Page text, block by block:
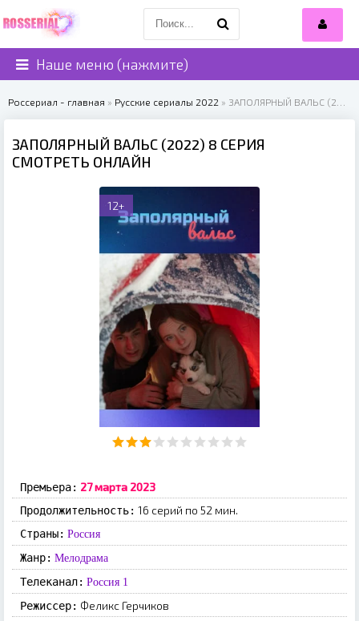
Наше меню (нажмите)
Россериал - главная » Русские сериалы 2022 » ЗАПОЛЯРНЫЙ ВАЛЬС (2022)
ЗАПОЛЯРНЫЙ ВАЛЬС (2022) 8 СЕРИЯ
СМОТРЕТЬ ОНЛАЙН
12+
Премьера: 27 марта 2023
Продолжительность: 16 серий по 52 мин.
Страны: Россия
Жанр: Мелодрама
Телеканал: Россия 1
Режиссер: Феликс Герчиков